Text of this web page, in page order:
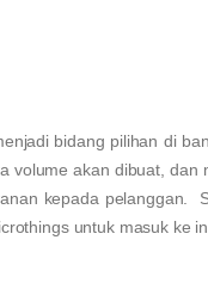
bidang pilihan di
volume akan dibuat, dan
kepada pelanggan.
untuk masuk ke